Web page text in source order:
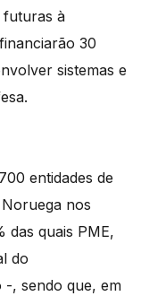
futuras à
30
sistemas e
entidades de
nos
das quais PME,
do
-, sendo que, em